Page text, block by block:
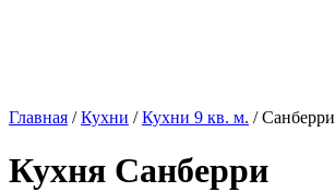
Главная /Кухни /Кухни 9 кв. м. / Санберри
Кухня Санберри